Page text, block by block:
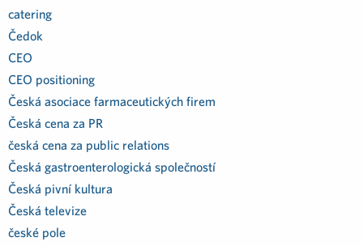
catering
Čedok
CEO
CEO positioning
Česká asociace farmaceutických firem
Česká cena za PR
česká cena za public relations
Česká gastroenterologická společností
Česká pivní kultura
Česká televize
české pole